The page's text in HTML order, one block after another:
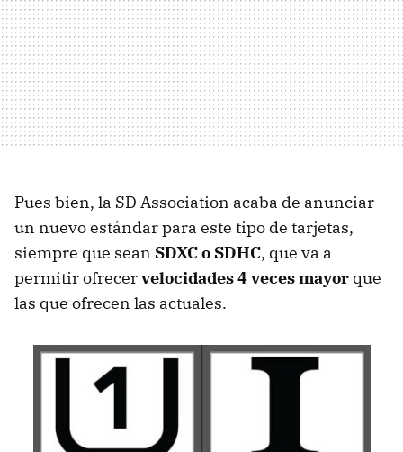
Pues bien, la SD Association acaba de anunciar
un nuevo estándar para este tipo de tarjetas,
siempre que sean SDXC o SDHC, que va a
permitir ofrecervelocidades 4 veces mayor que
las que ofrecen las actuales.